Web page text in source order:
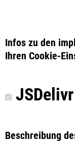
Infos zu den
Ihren Cookie-
JSDelivr
Beschreibung